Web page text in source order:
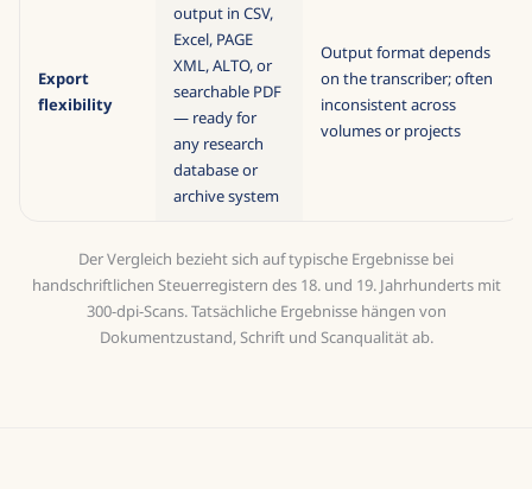
Export
flexibility
output in CSV,
Excel, PAGE
XML, ALTO, or
searchable PDF
— ready for
any research
database or
archive system
Output format depends
on the transcriber; often
inconsistent across
volumes or projects
Der Vergleich bezieht sich auf typische Ergebnisse bei
handschriftlichen Steuerregistern des 18. und 19. Jahrhunderts mit
300-dpi-Scans. Tatsächliche Ergebnisse hängen von
Dokumentzustand, Schrift und Scanqualität ab.